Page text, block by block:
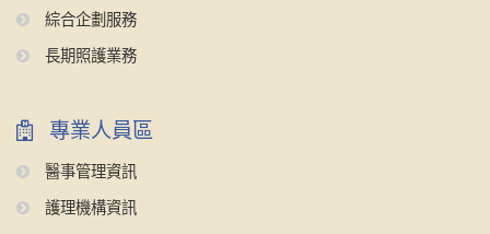
綜合企劃服務
長期照護業務
專業人員區
醫事管理資訊
護理機構資訊